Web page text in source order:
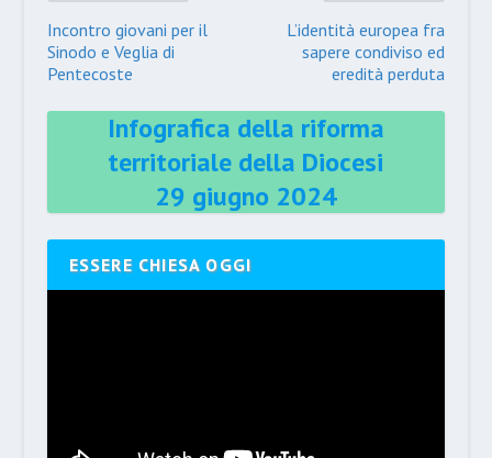
Incontro giovani per il
Sinodo e Veglia di
Pentecoste
L’identità europea fra
sapere condiviso ed
eredità perduta
Infografica della riforma
territoriale della Diocesi
29 giugno 2024
ESSERE CHIESA OGGI